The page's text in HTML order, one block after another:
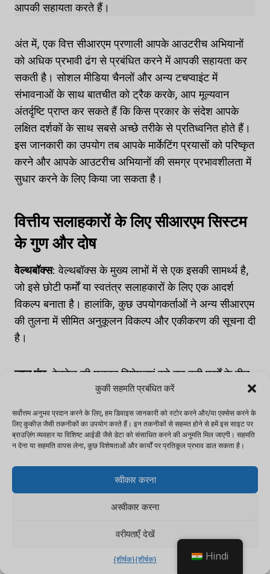
कुकी सहमति प्रबंधित करें
सर्वोत्तम अनुभव प्रदान करने के लिए, हम डिवाइस जानकारी को स्टोर करने और/या एक्सेस करने के
लिए कुकीज़ जैसी तकनीकों का उपयोग करते हैं। इन तकनीकों से सहमत होने से हमें इस साइट पर
ब्राउज़िंग व्यवहार या विशिष्ट आईडी जैसे डेटा को संसाधित करने की अनुमति मिल जाएगी। सहमति
न देना या सहमति वापस लेना, कुछ विशेषताओं और कार्यों पर प्रतिकूल प्रभाव डाल सकता है।
स्वीकार करना
अस्वीकार करना
वरीयताएँ देखें
{शीर्षक}{शीर्षक}
आपकी सहायता करते हैं।
अंत में, एक वित्त सीआरएम प्रणाली आपके आउटरीच अभियानों
को अधिक प्रभावी ढंग से प्रबंधित करने में आपकी सहायता कर
सकती है। सोशल मीडिया चैनलों और अन्य टचप्वाइंट में
संभावनाओं के साथ बातचीत को ट्रैक करके, आप मूल्यवान
अंतर्दृष्टि प्राप्त कर सकते हैं कि किस प्रकार के संदेश आपके
लक्षित दर्शकों के साथ सबसे अच्छे तरीके से प्रतिध्वनित होते हैं।
इस जानकारी का उपयोग तब आपके मार्केटिंग प्रयासों को परिष्कृत
करने और आपके आउटरीच अभियानों की समग्र प्रभावशीलता में
सुधार करने के लिए किया जा सकता है।
वित्तीय सलाहकारों के लिए सीआरएम सिस्टम
के गुण और दोष
वेल्थबॉक्स: वेल्थबॉक्स के मुख्य लाभों में से एक इसकी सामर्थ्य है,
जो इसे छोटी फर्मों या स्वतंत्र सलाहकारों के लिए एक आदर्श
विकल्प बनाता है। हालांकि, कुछ उपयोगकर्ताओं ने अन्य सीआरएम
की तुलना में सीमित अनुकूलन विकल्प और एकीकरण की सूचना दी
है।
लाल पूंछ: रेडटेल की मजबूत विशेषताएं इसे उन बड़ी फर्मों के बीच
लोकप्रिय पसंद बनाती हैं जिन्हें उन्नत रिपोर्टिंग और अनुपालन
ट्रैकिंग क्षमताओं की आवश्यकता होती है। हालाँकि, इसकी उच्च
कीमत बिंदु छोटी फर्मों के लिए संभव नहीं हो सकती है।
फीचर्स इसे अलग-अलग जरूरतों वाले वित्तीय सलाहकारों के लिए
एक बहुमुखी विकल्प बनाती हैं। हालाँकि, इसकी जटिलता को
इसकी सभी विशेषताओं का पूर्ण उपयोग करने के लिए अधिक
प्रशिक्षण या तकनीकी विशेषज्ञता की आवश्यकता हो सकती है।
: Junxure का ऑन-प्रिमाइसेस समाधान डेटा सुरक्षा
Hindi